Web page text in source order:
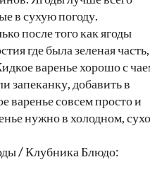
в сухую погоду.
после того как ягоды
где была зеленая часть,
варенье хорошо с
запеканку, добавить в
варенье совсем просто и
нужно в холодном,
/ Клубника Блюдо: